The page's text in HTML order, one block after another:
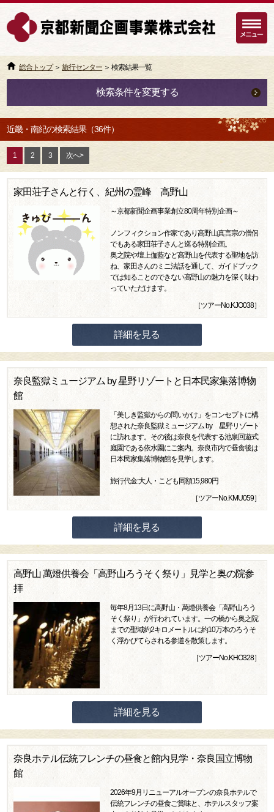
総合トップ＞旅行センター ＞ 検索結果一覧
検索条件を変更する
近畿・南紀の検索結果（36件）
1 2 3 次へ>
家田荘子さんと行く、紀州の霊峰 高野山
～京都新聞企画事業創立80周年特別企画～
ノンフィクション作家であり高野山真言宗の僧侶
でもある家田荘子さんと巡る特別企画。
奥之院や壇上伽藍など高野山を代表する聖地を訪
ね、家田さんのミニ法話を通して、ガイドブック
では知ることのできない高野山の魅力を深く味わ
っていただけます。
［ツアーNo.KJO038］
詳細を見る
奈良監獄ミュージアム by 星野リゾートと日本民家集落博物
館
「美しき監獄からの問いかけ」をコンセプトに構
想された奈良監獄ミュージアム by 星野リゾート
に訪れます。その後は奈良を代表する池泉回遊式
庭園である依水園にご案内。奈良市内で昼食後は
日本民家集落博物館を見学します。
旅行代金:大人・こども同額15,980円
［ツアーNo.KMU059］
詳細を見る
高野山 萬燈供養会「高野山ろうそく祭り」見学と奥の院参
拝
毎年8月13日に高野山・萬燈供養会「高野山ろう
そく祭り」が行われています。一の橋から奥之院
までの聖域約2キロメートルに約10万本のろうそ
く浮かびてらされる参道を散策します。
［ツアーNo.KHO328］
詳細を見る
奈良ホテル伝統フレンチの昼食と館内見学・奈良国立博物
館
2026年9月リニューアルオープンの奈良ホテルで
伝統フレンチの昼食ご賞味と、ホテルスタッフ案